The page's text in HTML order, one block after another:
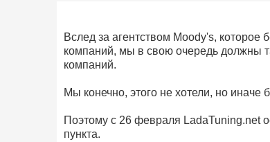
Вслед за агентством Moody's, которое
компаний, мы в свою очередь должны
компаний.
Мы конечно, этого не хотели, но иначе
Поэтому с 26 февраля LadaTuning.net
пункта.